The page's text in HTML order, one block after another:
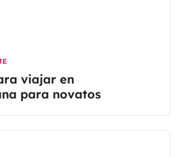
viajar en
para novatos